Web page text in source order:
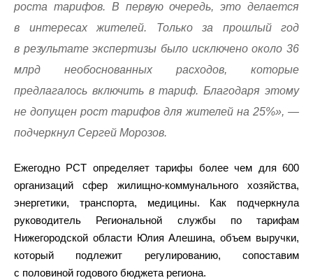
роста тарифов. В первую очередь, это делается
в интересах жителей. Только за прошлый год
в результате экспертизы было исключено около 36
млрд необоснованных расходов, которые
предлагалось включить в тариф. Благодаря этому
не допущен рост тарифов для жителей на 25%», —
подчеркнул Сергей Морозов.
Ежегодно РСТ определяет тарифы более чем для 600
организаций сфер жилищно-коммунального хозяйства,
энергетики, транспорта, медицины. Как подчеркнула
руководитель Региональной службы по тарифам
Нижегородской области Юлия Алешина, объем выручки,
который подлежит регулированию, сопоставим
с половиной годового бюджета региона.